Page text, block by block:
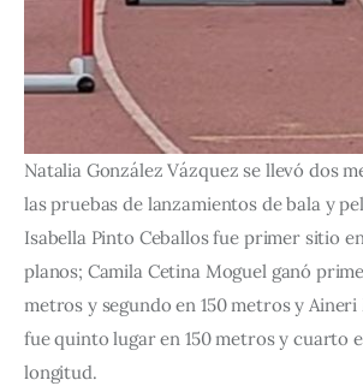
Natalia González Vázquez se llevó dos
las pruebas de lanzamientos de bala y
Isabella Pinto Ceballos fue primer sitio
planos; Camila Cetina Moguel ganó
metros y segundo en 150 metros y
fue quinto lugar en 150 metros y cuarto
longitud.